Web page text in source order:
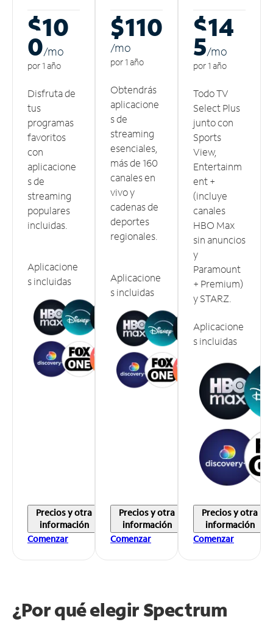
$10
0/mo
por 1 año
Disfruta de
tus
programas
favoritos
con
aplicacione
s de
streaming
populares
incluidas.
Aplicacione
s incluidas
Precios y otra
información
Comenzar
$110
/mo
por 1 año
Obtendrás
aplicacione
s de
streaming
esenciales,
más de 160
canales en
vivo y
cadenas de
deportes
regionales.
Aplicacione
s incluidas
Precios y otra
información
Comenzar
$14
5/mo
por 1 año
Todo TV
Select Plus
junto con
Sports
View,
Entertainm
ent +
(incluye
canales
HBO Max
sin anuncios
y
Paramount
+ Premium)
y STARZ.
Aplicacione
s incluidas
Precios y otra
información
Comenzar
¿Por qué elegir Spectrum